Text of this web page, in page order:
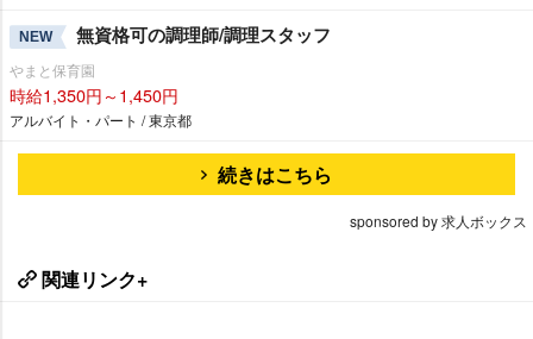
NEW 無資格可の調理師/調理スタッフ
まと保育園
時給1,350円～1,450円
アルバイト・パート / 東京都
続きはこちら
sponsored by 求人ボックス
関連リンク+